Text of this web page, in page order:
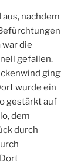
nachdem
war die
gefallen.
ging
wurde ein
gestärkt auf
dem
durch